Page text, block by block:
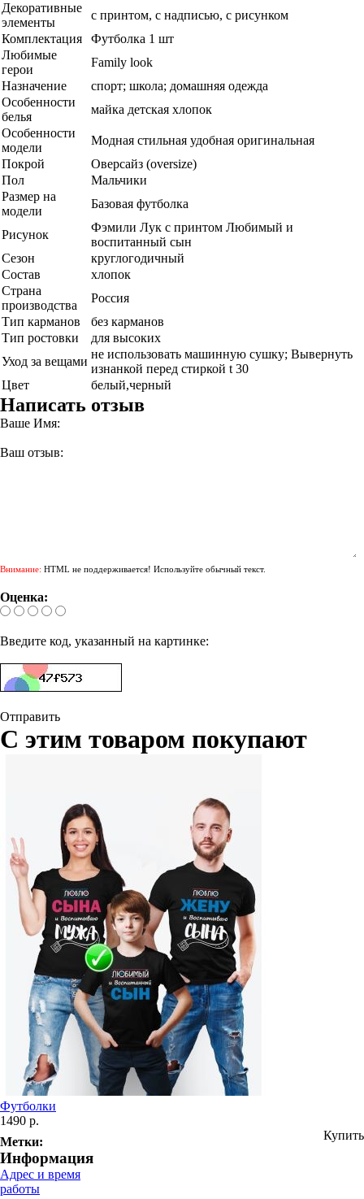
Декоративные
элементы
с принтом, с надписью, с рисунком
Комплектация
Футболка 1 шт
Любимые
герои
Family look
Назначение
спорт; школа; домашняя одежда
Особенности
белья
майка детская хлопок
Особенности
модели
Модная стильная удобная оригинальная
Покрой
Оверсайз (oversize)
Пол
Мальчики
Размер на
модели
Базовая футболка
Рисунок
Фэмили Лук с принтом Любимый и
воспитанный сын
Сезон
круглогодичный
Состав
хлопок
Страна
производства
Россия
Тип карманов
без карманов
Тип ростовки
для высоких
Уход за вещами
не использовать машинную сушку; Вывернуть
изнанкой перед стиркой t 30
Цвет
белый,черный
Написать отзыв
Ваше Имя:
Ваш отзыв:
Внимание: HTML не поддерживается! Используйте обычный текст.
Оценка:
Введите код, указанный на картинке:
Отправить
С этим товаром покупают
Футболки
1490 р.
Купить
Метки:
Информация
Адрес и время
работы